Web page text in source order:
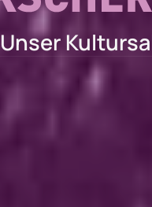
Unser